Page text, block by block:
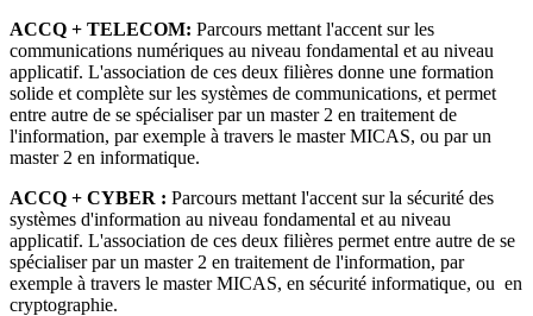
ACCQ + TELECOM: Parcours mettant l'accent sur les
communications numériques au niveau fondamental et au niveau
applicatif. L'association de ces deux filières donne une formation
solide et complète sur les systèmes de communications, et permet
entre autre de se spécialiser par un master 2 en traitement de
l'information, par exemple à travers le master MICAS, ou par un
master 2 en informatique.
ACCQ + CYBER : Parcours mettant l'accent sur la sécurité des
systèmes d'information au niveau fondamental et au niveau
applicatif. L'association de ces deux filières permet entre autre de se
spécialiser par un master 2 en traitement de l'information, par
exemple à travers le master MICAS, en sécurité informatique, ou en
cryptographie.